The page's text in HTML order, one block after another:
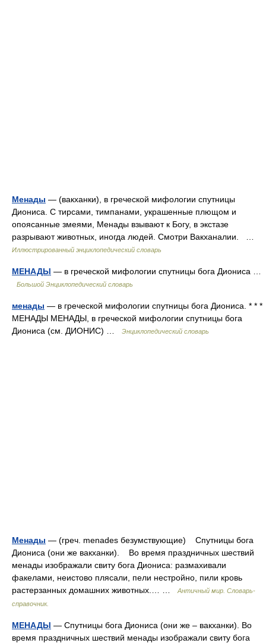
Менады — (вакханки), в греческой мифологии спутницы
Диониса. С тирсами, тимпанами, украшенные плющом и
опоясанные змеями, Менады взывают к Богу, в экстазе
разрывают животных, иногда людей. Смотри Вакханалии. …
Иллюстрированный энциклопедический словарь
МЕНАДЫ — в греческой мифологии спутницы бога Диониса …
Большой Энциклопедический словарь
менады — в греческой мифологии спутницы бога Диониса. * * *
МЕНАДЫ МЕНАДЫ, в греческой мифологии спутницы бога
Диониса (см. ДИОНИС) …
Энциклопедический словарь
Менады — (греч. menades безумствующие) Спутницы бога
Диониса (они же вакханки). Во время праздничных шествий
менады изображали свиту бога Диониса: размахивали
факелами, неистово плясали, пели нестройно, пили кровь
растерзанных домашних животных.… …
Античный мир. Словарь-
справочник.
МЕНАДЫ — Спутницы бога Диониса (они же – вакханки). Во
время праздничных шествий менады изображали свиту бога